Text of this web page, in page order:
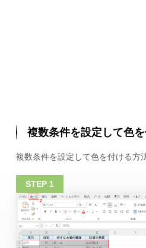
複数条件を設定して色
複数条件を設定して色を付ける方